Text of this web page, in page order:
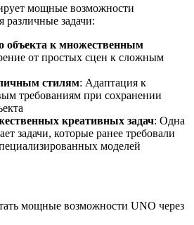
мощные возможности
задачи:
объекта к множественным
от простых сцен к сложным
стилям: Адаптация к
требованиям при сохранении
креативных задач: Одна
задачи, которые ранее требовали
моделей
мощные возможности UNO через